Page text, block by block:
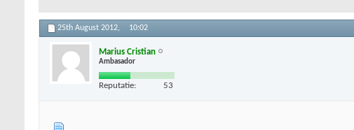
25th August 2012, 10:02
Marius Cristian
Ambasador
Reputatie: 53